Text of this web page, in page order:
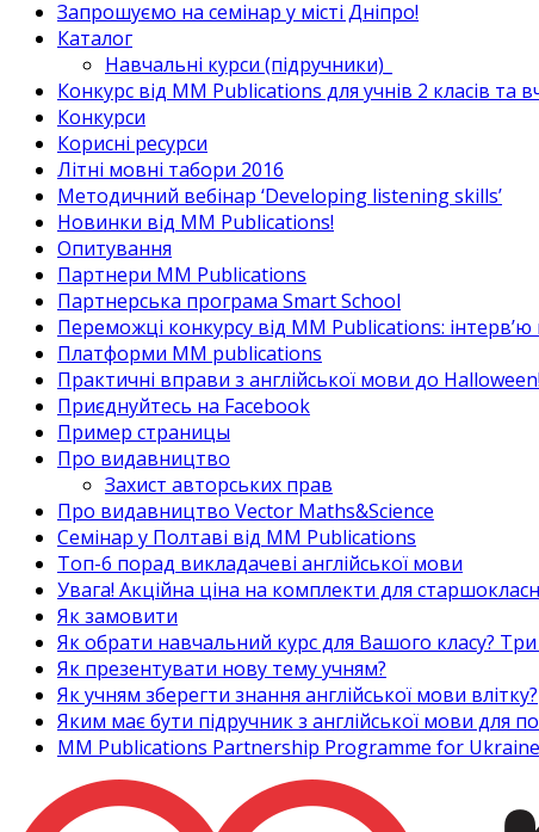
Запрошуємо на семінар у місті Дніпро!
Каталог
Навчальні курси (підручники)_
Конкурс від MM Publications для учнів 2 класів та
Конкурси
Корисні ресурси
Літні мовні табори 2016
Методичний вебінар ‘Developing listening skills’
Новинки від MM Publications!
Опитування
Партнери MM Publications
Партнерська програма Smart School
Переможці конкурсу від MM Publications: інтерв’ю
Платформи MM publications
Практичні вправи з англійської мови до Halloween!
Приєднуйтесь на Facebook
Пример страницы
Про видавництво
Захист авторських прав
Про видавництво Vector Maths&Science
Семінар у Полтаві від MM Publications
Топ-6 порад викладачеві англійської мови
Увага! Акційна ціна на комплекти для
Як замовити
Як обрати навчальний курс для Вашого класу? Три
Як презентувати нову тему учням?
Як учням зберегти знання англійської мови влітку?
Яким має бути підручник з англійської мови для
MM Publications Partnership Programme for